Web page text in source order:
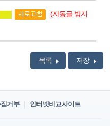
(자동글 방지
목록 저장
거부 인터넷비교사이트